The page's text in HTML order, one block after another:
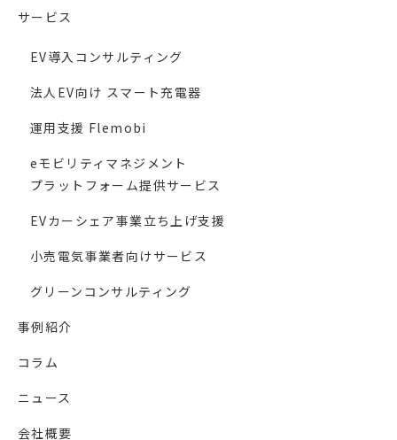
サービス
EV導入コンサルティング
法人EV向け スマート充電器
運用支援 Flemobi
eモビリティマネジメント
プラットフォーム提供サービス
EVカーシェア事業立ち上げ支援
小売電気事業者向けサービス
グリーンコンサルティング
事例紹介
コラム
ニュース
会社概要